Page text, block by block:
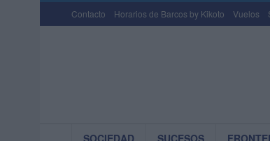
Contacto Horarios de Barcos by Kikoto Vuelos
SOCIEDAD SUCESOS